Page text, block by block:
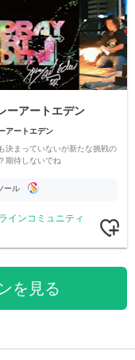
ーアートエデン
アートエデン
決まっていないが新たな挑戦の
期待しないでね
ール
インコミュニティ
を見る